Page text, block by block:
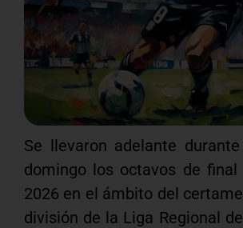
Se llevaron adelante
domingo los octavos de final
2026 en el ámbito del
división de la Liga Regional